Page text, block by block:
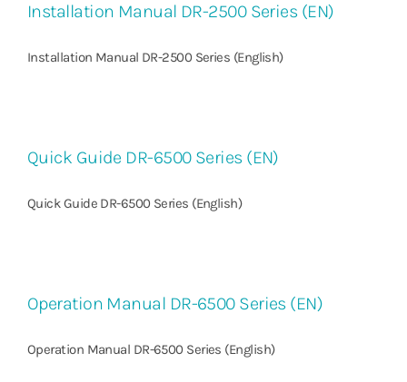
Installation Manual DR-2500 Series (EN)
Installation Manual DR-2500 Series (English)
Quick Guide DR-6500 Series (EN)
Quick Guide DR-6500 Series (English)
Operation Manual DR-6500 Series (EN)
Operation Manual DR-6500 Series (English)